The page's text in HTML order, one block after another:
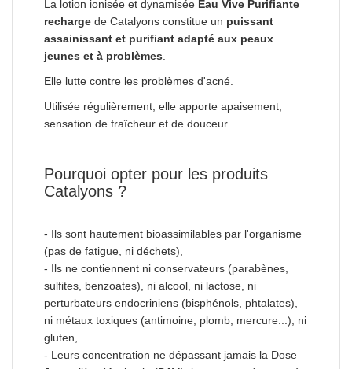
La lotion ionisée et dynamisée Eau Vive Purifiante
recharge de Catalyons constitue un puissant
assainissant et purifiant adapté aux peaux
jeunes et à problèmes
Elle lutte contre les problèmes d'acné.
Utilisée régulièrement, elle apporte apaisement,
sensation de fraîcheur et de douceur.
Pourquoi opter pour les produits
Catalyons ?
- Ils sont hautement bioassimilables par l'organisme
(pas de fatigue, ni déchets),
- Ils ne contiennent ni conservateurs (parabènes,
sulfites, benzoates), ni alcool, ni lactose, ni
perturbateurs endocriniens (bisphénols, phtalates),
ni métaux toxiques (antimoine, plomb, mercure...), ni
gluten,
- Leurs concentration ne dépassant jamais la Dose